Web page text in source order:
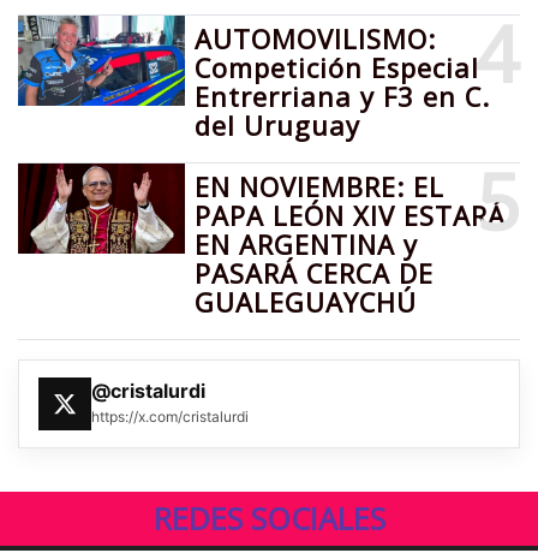
4
AUTOMOVILISMO:
Competición Especial
Entrerriana y F3 en C.
del Uruguay
5
EN NOVIEMBRE: EL
PAPA LEÓN XIV ESTARÁ
EN ARGENTINA y
PASARÁ CERCA DE
GUALEGUAYCHÚ
@cristalurdi
https://x.com/cristalurdi
REDES SOCIALES